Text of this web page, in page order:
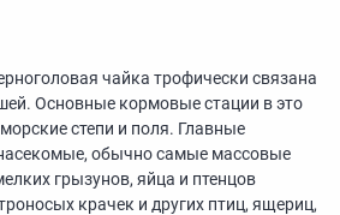
чайка трофически связана
Основные кормовые стации в это
степи и поля. Главные
обычно самые массовые
грызунов, яйца и птенцов
крачек и других птиц, ящериц,